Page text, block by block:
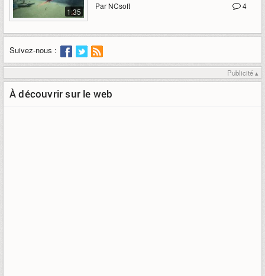
1:35
4
Par NCsoft
Suivez-nous :
Publicité ▴
À découvrir sur le web